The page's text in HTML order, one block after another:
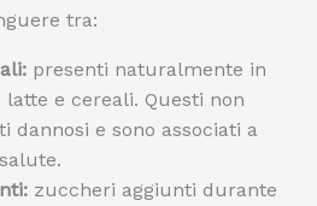
tra:
presenti naturalmente in
e cereali. Questi non
dannosi e sono associati a
zuccheri aggiunti durante